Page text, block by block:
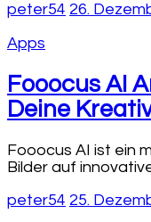
peter54 26.
Apps
Fooocus AI
Deine
Fooocus AI ist ein
Bilder auf
peter54 25.